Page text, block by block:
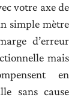
votre axe de
simple mètre
d’erreur
mais
en
sans cause